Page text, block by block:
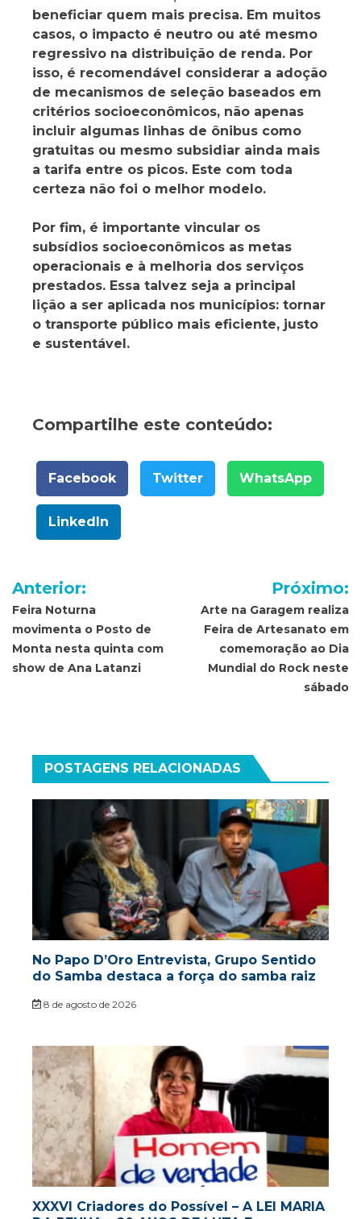
beneficiar quem mais precisa. Em muitos
casos, o impacto é neutro ou até mesmo
regressivo na distribuição de renda. Por
isso, é recomendável considerar a adoção
de mecanismos de seleção baseados em
critérios socioeconômicos, não apenas
incluir algumas linhas de ônibus como
gratuitas ou mesmo subsidiar ainda mais
a tarifa entre os picos. Este com toda
certeza não foi o melhor modelo.
Por fim, é importante vincular os
subsídios socioeconômicos as metas
operacionais e à melhoria dos serviços
prestados. Essa talvez seja a principal
lição a ser aplicada nos municípios: tornar
o transporte público mais eficiente, justo
e sustentável.
Compartilhe este conteúdo:
Facebook Twitter WhatsApp
LinkedIn
Navegação
de
Post
Anterior:
Feira Noturna
movimenta o Posto de
Monta nesta quinta com
show de Ana Latanzi
Próximo:
Arte na Garagem realiza
Feira de Artesanato em
comemoração ao Dia
Mundial do Rock neste
sábado
POSTAGENS RELACIONADAS
No Papo D’Oro Entrevista, Grupo Sentido
do Samba destaca a força do samba raiz
8 de agosto de 2026
XXXVI Criadores do Possível – A LEI MARIA